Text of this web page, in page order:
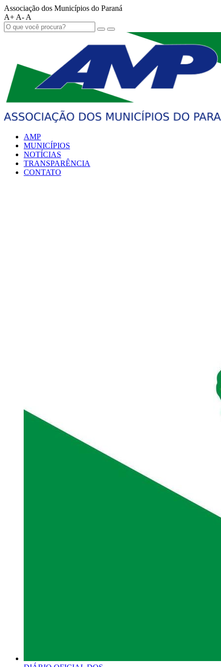
Associação dos Municípios do Paraná
A+ A- A
AMP
MUNICÍPIOS
NOTÍCIAS
TRANSPARÊNCIA
CONTATO